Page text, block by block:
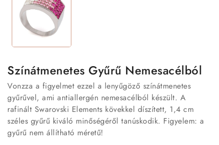
Színátmenetes Gyűrű Nemesacélból
Vonzza a figyelmet ezzel a lenyűgöző színátmenetes
gyűrűvel, ami antiallergén nemesacélból készült. A
rafinált Swarovski Elements kövekkel díszített, 1,4 cm
széles gyűrű kiváló minőségéről tanúskodik. Figyelem: a
gyűrű nem állítható méretű!